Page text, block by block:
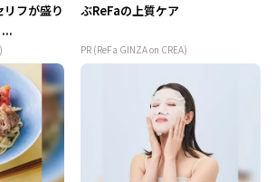
フが盛り
ぶReFaの上質ケア
PR (ReFa GINZA on CREA)